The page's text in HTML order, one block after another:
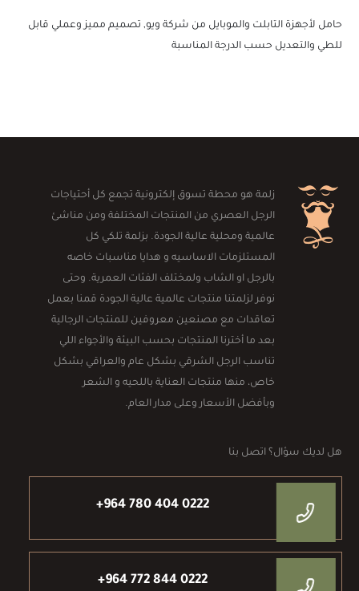
حامل لأجهزة التابلت والموبايل من شركة ويو, تصميم مميز وعملي قابل
للطي والتعديل حسب الدرجة المناسبة
زلمة هو محطة تسوق إلكترونية تجمع كل أحتياجات
الرجل العصري من المنتجات المختلفة ومن مناشئ
عالمية ومحلية عالية الجودة. بزلمة تلكي كل
المستلزمات الاساسيه و هدايا مناسبات خاصه
بالرجل او الشاب ولمختلف الفئات العمرية. وحتى
نوفر لزلمتنا منتجات عالمية عالية الجودة قمنا بعمل
تعاقدات مع مصنعين معروفين للمنتجات الرجالية
بعد ما أخترنا المنتجات بحسب البيئة والأجواء اللي
تناسب الرجل الشرقي بشكل عام والعراقي بشكل
خاص، منها منتجات العناية باللحيه و الشعر
وبأفضل الأسعار وعلى مدار العام.
هل لديك سؤال؟ اتصل بنا
+964 780 404 0222
+964 772 844 0222